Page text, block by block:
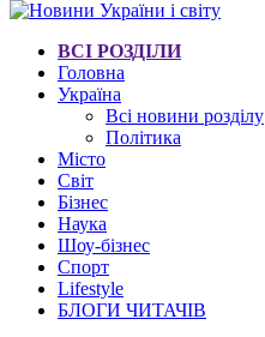
ВСІ РОЗДІЛИ
Головна
Україна
Всі новини розділу
Політика
Місто
Світ
Бізнес
Наука
Шоу-бізнес
Спорт
Lifestyle
БЛОГИ ЧИТАЧІВ